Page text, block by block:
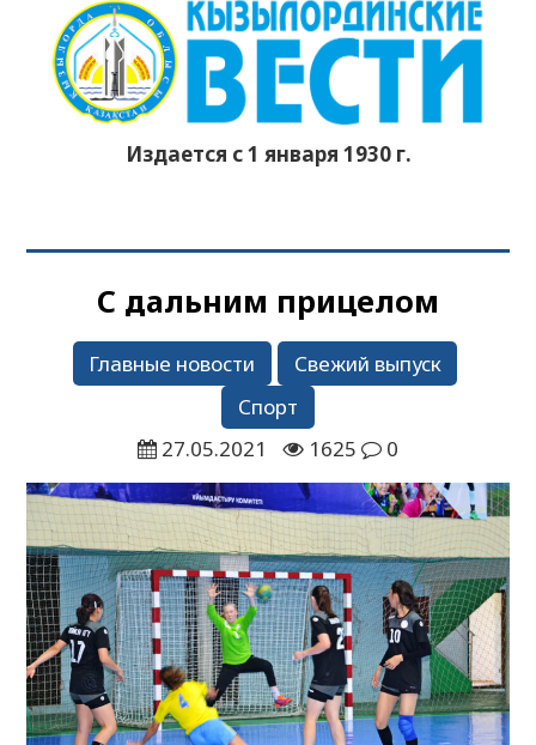
Издается с 1 января 1930 г.
С дальним прицелом
Главные новости
Свежий выпуск
Спорт
27.05.2021
1625 0